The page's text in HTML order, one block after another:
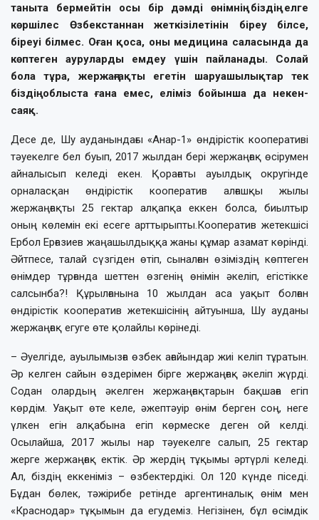
таныта бермейтін осы бір дәмді өнімнің біздің елге
көршілес Өзбекстаннан жеткізілетінін біреу білсе,
біреуі білмес. Оған қоса, оны медицина саласында да
көптеген ауруларды емдеу үшін пайланады. Солай
бола тұра, жержаңғақты егетін шаруашылықтар тек
біздің облыста ғана емес, еліміз бойынша да некен-
саяқ.
Десе де, Шу ауданындағы «Анар-1» өндірістік кооперативі
тәуекелге бел буып, 2017 жылдан бері жержаңғақ өсірумен
айналысып келеді екен. Қорағаты ауылдық округінде
орналасқан өндірістік кооператив алғашқы жылы
жержаңғақты 25 гектар алқапқа еккен болса, биылтыр
оның көлемін екі есеге арттырыпты.Кооператив жетекшісі
Ербол Ерғазиев жаңашылдыққа жаны құмар азамат көрінді.
Әйтпесе, талай сүзгіден өтіп, сыналған өзіміздің көптеген
өнімдер тұрғанда шеттен өзгенің өнімін әкеліп, егістікке
салсынба?! Құрылғанына 10 жылдан аса уақыт болған
өндірістік кооператив жетекшісінің айтуынша, Шу ауданы
жержаңғақ егуге өте қолайлы көрінеді.
– Әуелгіде, ауылымызға өзбек ағайындар жиі келіп тұратын.
Әр келген сайын өздерімен бірге жержаңғақ әкеліп жүрді.
Содан олардың әкелген жержаңғақтарын бақшаға егіп
көрдім. Уақыт өте келе, әжептәуір өнім берген соң, неге
үлкен егін алқабына егіп көрмеске деген ой келді.
Осылайша, 2017 жылы нар тәуекелге салып, 25 гектар
жерге жержаңғақ ектік. Әр жердің тұқымы әртүрлі келеді.
Ал, біздің еккеніміз – өзбектердікі. Ол 120 күнде піседі.
Бұдан бөлек, тәжірибе ретінде аргентиналық өнім мен
«Краснодар» тұқымын да егудеміз. Негізінен, бұл өсімдік